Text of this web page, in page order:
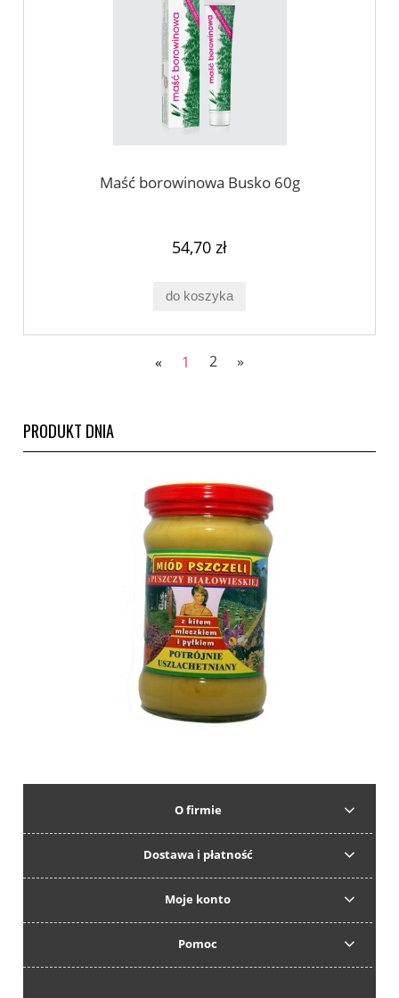
Maść borowinowa Busko 60g
54,70 zł
do koszyka
« 1 2 »
PRODUKT DNIA
O firmie
Dostawa i płatność
Moje konto
Pomoc